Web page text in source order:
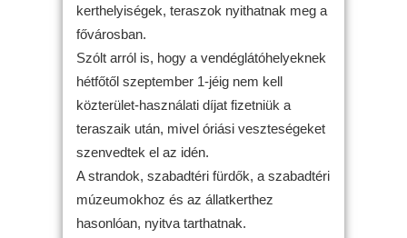
kerthelyiségek, teraszok nyithatnak meg a
fővárosban.
Szólt arról is, hogy a vendéglátóhelyeknek
hétfőtől szeptember 1-jéig nem kell
közterület-használati díjat fizetniük a
teraszaik után, mivel óriási veszteségeket
szenvedtek el az idén.
A strandok, szabadtéri fürdők, a szabadtéri
múzeumokhoz és az állatkerthez
hasonlóan, nyitva tarthatnak.